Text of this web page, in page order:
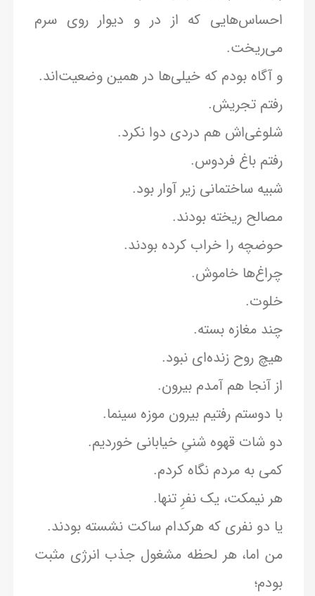
احساس‌هایی که از در و دیوار روی سرم
می‌ریخت.
و آگاه بودم که خیلی‌ها در همین وضعیت‌اند.
رفتم تجریش.
شلوغی‌اش هم دردی دوا نکرد.
رفتم باغ فردوس.
شبیه ساختمانی زیر آوار بود.
مصالح ریخته بودند.
حوضچه را خراب کرده بودند.
چراغ‌ها خاموش.
خلوت.
چند مغازه بسته.
هیچ روح زنده‌ای نبود.
از آنجا هم آمدم بیرون.
با دوستم رفتیم بیرون موزه سینما.
دو شات قهوه شنیِ خیابانی خوردیم.
کمی به مردم نگاه کردم.
هر نیمکت، یک نفرِ تنها.
یا دو نفری که هرکدام ساکت نشسته بودند.
من اما، هر لحظه مشغول جذب انرژی مثبت
بودم؛